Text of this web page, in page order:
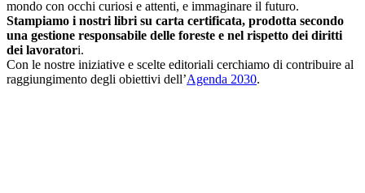
mondo con occhi curiosi e attenti, e immaginare il futuro.
Stampiamo i nostri libri su carta certificata, prodotta secondo
una gestione responsabile delle foreste e nel rispetto dei diritti
dei lavoratori.
Con le nostre iniziative e scelte editoriali cerchiamo di contribuire al
raggiungimento degli obiettivi dell’Agenda 2030.